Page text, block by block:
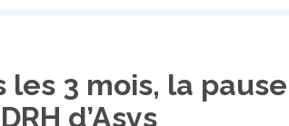
les 3 mois, la pause
d’Asys